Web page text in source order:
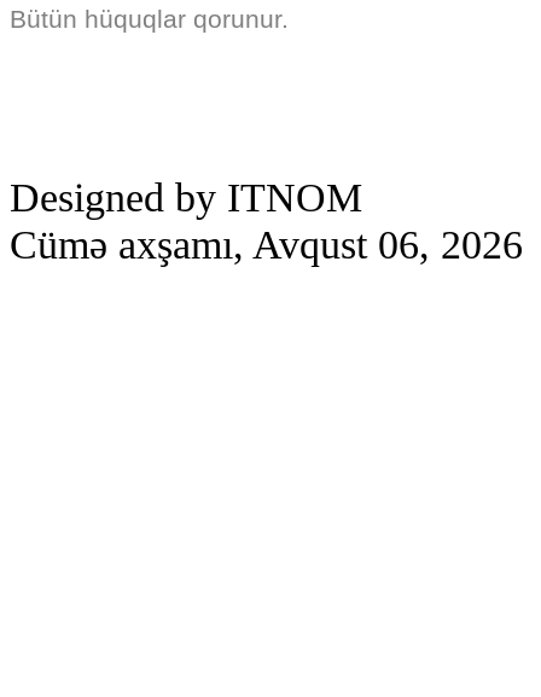
Bütün hüquqlar qorunur.
Designed by ITNOM
Cümə axşamı, Avqust 06, 2026